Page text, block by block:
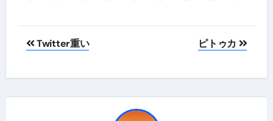
投Twitter重い ピトゥカ